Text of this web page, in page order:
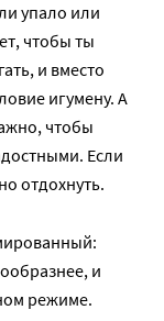
упало или
чтобы ты
и вместо
игумену. А
чтобы
Если
отдохнуть.
и
режиме.